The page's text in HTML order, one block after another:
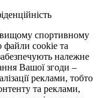
спортивному
файли cookie та
належне
Вашої згоди –
реклами, тобто
та реклами,